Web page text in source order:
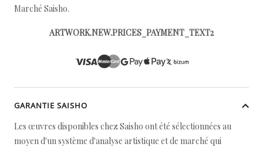
Marché Saisho.
ARTWORK.NEW.PRICES_PAYMENT_TEXT2
GARANTIE SAISHO
Les œuvres disponibles chez Saisho ont été sélectionnées au
moyen d'un système d'analyse artistique et de marché qui